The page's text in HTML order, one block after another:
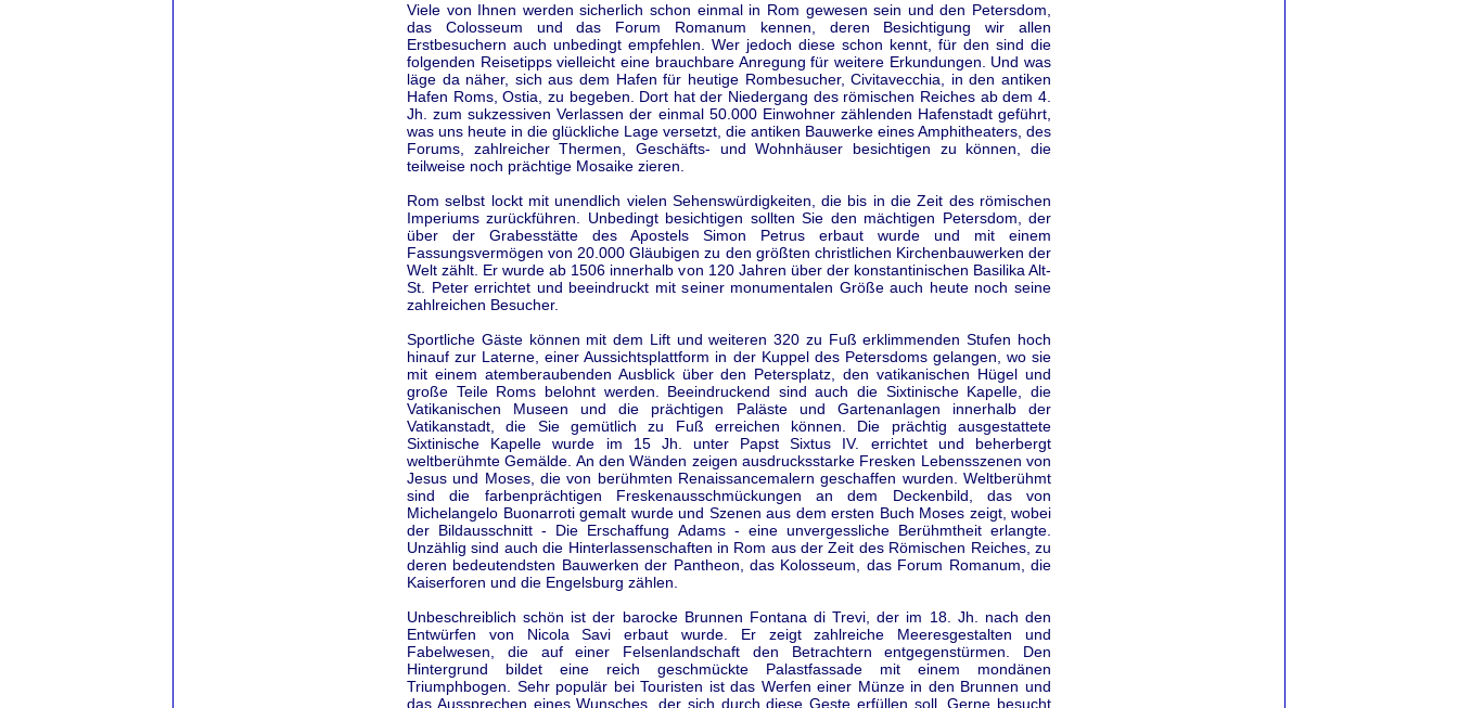
Viele von Ihnen werden sicherlich schon einmal in Rom gewesen sein und den Petersdom,
das Colosseum und das Forum Romanum kennen, deren Besichtigung wir allen
Erstbesuchern auch unbedingt empfehlen. Wer jedoch diese schon kennt, für den sind die
folgenden Reisetipps vielleicht eine brauchbare Anregung für weitere Erkundungen. Und was
läge da näher, sich aus dem Hafen für heutige Rombesucher, Civitavecchia, in den antiken
Hafen Roms, Ostia, zu begeben. Dort hat der Niedergang des römischen Reiches ab dem 4.
Jh. zum sukzessiven Verlassen der einmal 50.000 Einwohner zählenden Hafenstadt geführt,
was uns heute in die glückliche Lage versetzt, die antiken Bauwerke eines Amphitheaters, des
Forums, zahlreicher Thermen, Geschäfts- und Wohnhäuser besichtigen zu können, die
teilweise noch prächtige Mosaike zieren.
Rom selbst lockt mit unendlich vielen Sehenswürdigkeiten, die bis in die Zeit des römischen
Imperiums zurückführen. Unbedingt besichtigen sollten Sie den mächtigen Petersdom, der
über der Grabesstätte des Apostels Simon Petrus erbaut wurde und mit einem
Fassungsvermögen von 20.000 Gläubigen zu den größten christlichen Kirchenbauwerken der
Welt zählt. Er wurde ab 1506 innerhalb von 120 Jahren über der konstantinischen Basilika Alt-
St. Peter errichtet und beeindruckt mit seiner monumentalen Größe auch heute noch seine
zahlreichen Besucher.
Sportliche Gäste können mit dem Lift und weiteren 320 zu Fuß erklimmenden Stufen hoch
hinauf zur Laterne, einer Aussichtsplattform in der Kuppel des Petersdoms gelangen, wo sie
mit einem atemberaubenden Ausblick über den Petersplatz, den vatikanischen Hügel und
große Teile Roms belohnt werden. Beeindruckend sind auch die Sixtinische Kapelle, die
Vatikanischen Museen und die prächtigen Paläste und Gartenanlagen innerhalb der
Vatikanstadt, die Sie gemütlich zu Fuß erreichen können. Die prächtig ausgestattete
Sixtinische Kapelle wurde im 15 Jh. unter Papst Sixtus IV. errichtet und beherbergt
weltberühmte Gemälde. An den Wänden zeigen ausdrucksstarke Fresken Lebensszenen von
Jesus und Moses, die von berühmten Renaissancemalern geschaffen wurden. Weltberühmt
sind die farbenprächtigen Freskenausschmückungen an dem Deckenbild, das von
Michelangelo Buonarroti gemalt wurde und Szenen aus dem ersten Buch Moses zeigt, wobei
der Bildausschnitt - Die Erschaffung Adams - eine unvergessliche Berühmtheit erlangte.
Unzählig sind auch die Hinterlassenschaften in Rom aus der Zeit des Römischen Reiches, zu
deren bedeutendsten Bauwerken der Pantheon, das Kolosseum, das Forum Romanum, die
Kaiserforen und die Engelsburg zählen.
Unbeschreiblich schön ist der barocke Brunnen Fontana di Trevi, der im 18. Jh. nach den
Entwürfen von Nicola Savi erbaut wurde. Er zeigt zahlreiche Meeresgestalten und
Fabelwesen, die auf einer Felsenlandschaft den Betrachtern entgegenstürmen. Den
Hintergrund bildet eine reich geschmückte Palastfassade mit einem mondänen
Triumphbogen. Sehr populär bei Touristen ist das Werfen einer Münze in den Brunnen und
das Aussprechen eines Wunsches, der sich durch diese Geste erfüllen soll. Gerne besucht